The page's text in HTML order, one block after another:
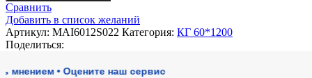
Сравнить
Добавить в список желаний
Артикул: MAI6012S022 Категория: КГ 60*1200
Поделиться:
• Оцените наш сервис